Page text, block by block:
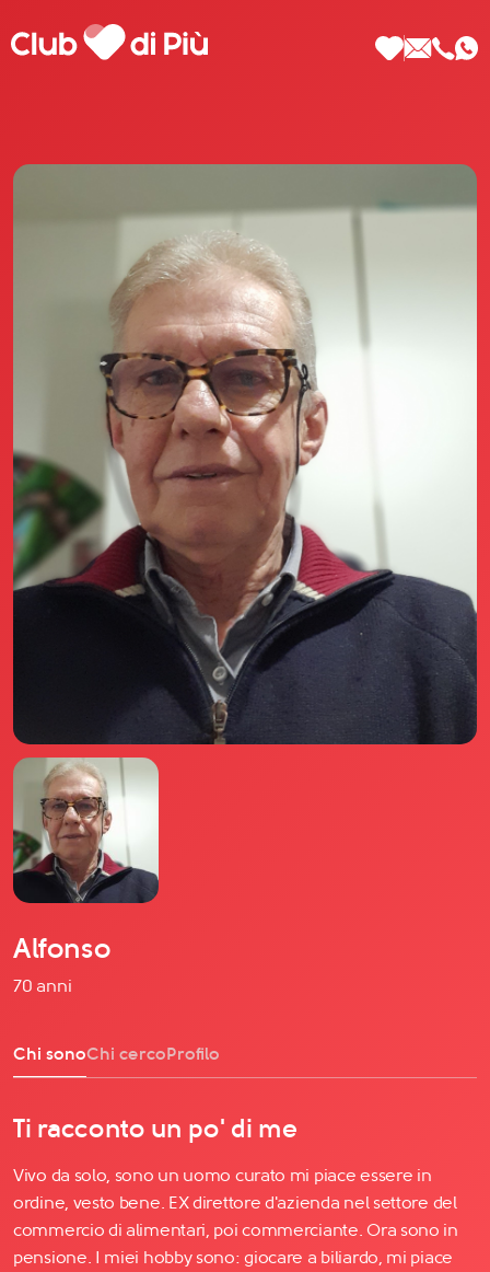
Scopri Club di Più
Le testimonianze Club di Più
La fondatrice Valeria Pilla
Annunci Donne
Agenzia matrimoniale Club di Più
Love Notebook
Il libro Donna di Cuori
Quanto costa Club di Più
Love Academy
Domande Frequenti
Impegno Sociale
YouTube
Instagram
TikTok
Alfonso
70 anni
Chi sonoChi cercoProfilo
Ti racconto un po' di me
Vivo da solo, sono un uomo curato mi piace essere in
ordine, vesto bene. EX direttore d'azienda nel settore del
commercio di alimentari, poi commerciante. Ora sono in
pensione. I miei hobby sono: giocare a biliardo, mi piace